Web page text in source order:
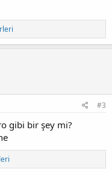
#3
gibi bir şey mi?